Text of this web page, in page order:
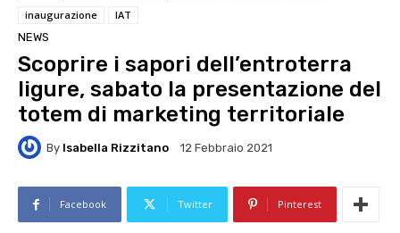
inaugurazione
IAT
NEWS
Scoprire i sapori dell’entroterra
ligure, sabato la presentazione del
totem di marketing territoriale
By Isabella Rizzitano 12 Febbraio 2021
Facebook Twitter Pinterest